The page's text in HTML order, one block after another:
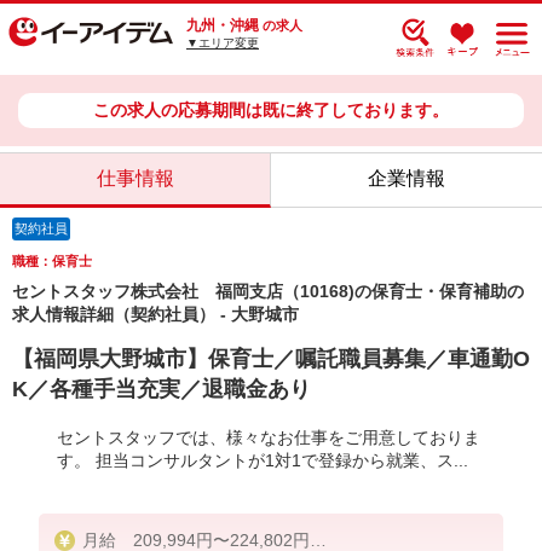
九州・沖縄 の求人
▼エリア変更
この求人の応募期間は既に終了しております。
仕事情報 企業情報
契約社員
職種：保育士
セントスタッフ株式会社 福岡支店（10168)の保育士・保育補助の
求人情報詳細（契約社員） - 大野城市
【福岡県大野城市】保育士／嘱託職員募集／車通勤O
K／各種手当充実／退職金あり
セントスタッフでは、様々なお仕事をご用意しておりま
す。 担当コンサルタントが1対1で登録から就業、ス...
月給 209,994円〜224,802円